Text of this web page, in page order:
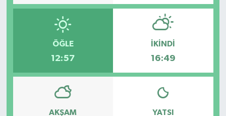
ÖĞLE
12:57
İKINDI
16:49
AKŞAM YATSI